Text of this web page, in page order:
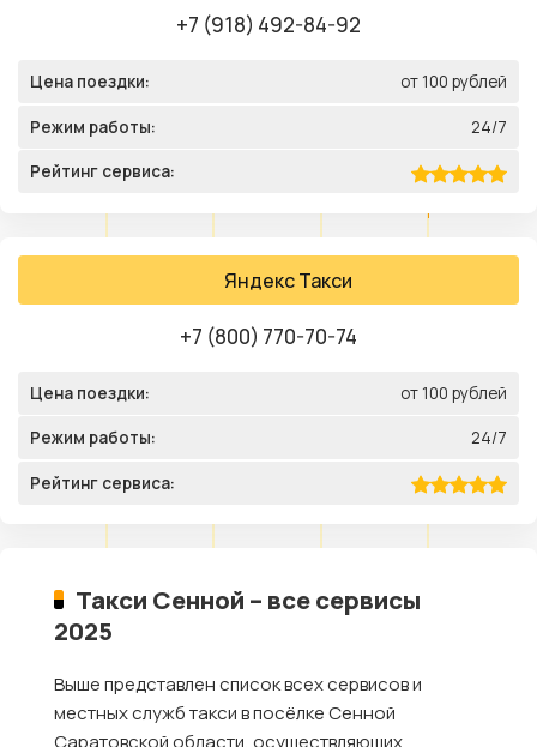
+7 (918) 492-84-92
Цена поездки: от 100 рублей
Режим работы: 24/7
Рейтинг сервиса:
Яндекс Такси
+7 (800) 770-70-74
Цена поездки: от 100 рублей
Режим работы: 24/7
Рейтинг сервиса:
Такси Сенной – все сервисы
2025
Выше представлен список всех сервисов и
местных служб такси в посёлке Сенной